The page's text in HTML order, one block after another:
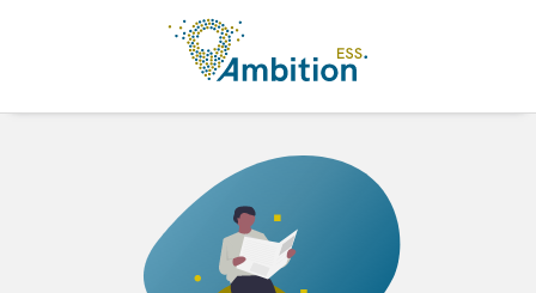
Aller au contenu principal